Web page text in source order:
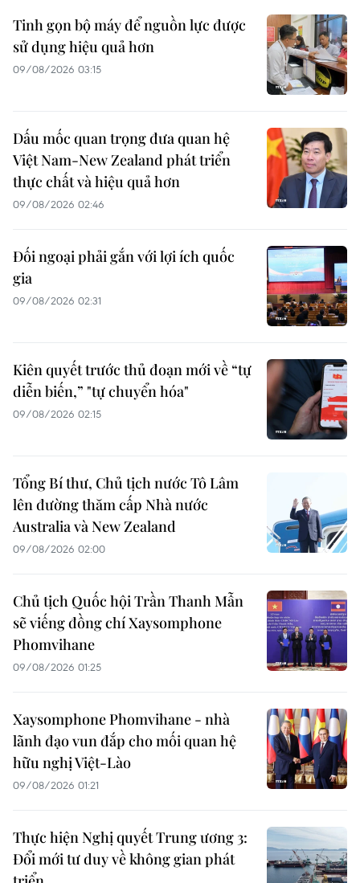
Tinh gọn bộ máy để nguồn lực được
sử dụng hiệu quả hơn
09/08/2026 03:15
Dấu mốc quan trọng đưa quan hệ
Việt Nam-New Zealand phát triển
thực chất và hiệu quả hơn
09/08/2026 02:46
Đối ngoại phải gắn với lợi ích quốc
gia
09/08/2026 02:31
Kiên quyết trước thủ đoạn mới về “tự
diễn biến,” "tự chuyển hóa"
09/08/2026 02:15
Tổng Bí thư, Chủ tịch nước Tô Lâm
lên đường thăm cấp Nhà nước
Australia và New Zealand
09/08/2026 02:00
Chủ tịch Quốc hội Trần Thanh Mẫn
sẽ viếng đồng chí Xaysomphone
Phomvihane
09/08/2026 01:25
Xaysomphone Phomvihane - nhà
lãnh đạo vun đắp cho mối quan hệ
hữu nghị Việt-Lào
09/08/2026 01:21
Thực hiện Nghị quyết Trung ương 3:
Đổi mới tư duy về không gian phát